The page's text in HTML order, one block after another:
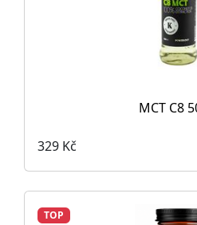
MCT C8
329 Kč
TOP